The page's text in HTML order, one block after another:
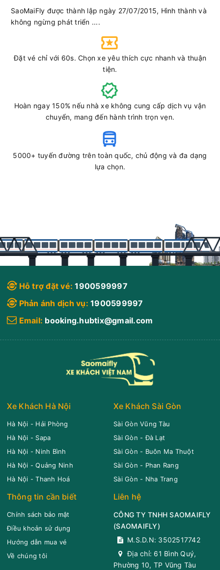
SaoMaiFly được thành lập ngày 27/07/2015, Hình thành và
không ngừng phát triển ....
Đặt vé chỉ với 60s. Chọn xe yêu thích cực nhanh và thuận
tiện.
Hoàn ngay 150% nếu nhà xe không cung cấp dịch vụ vận
chuyển, mang đến hành trình trọn vẹn.
5000+ tuyến đường trên toàn quốc, chủ động và đa dạng
lựa chọn.
Hỗ trợ đặt vé: 1900599997
Phản ánh dịch vụ: 1900599997
Email: booking.hubtix@gmail.com
Xe Khách Hà Nội
Hà Nội - Hải Phòng
Hà Nội - Sapa
Hà Nội - Ninh Bình
Hà Nội - Quảng Ninh
Hà Nội - Thanh Hoá
Xe Khách Sài Gòn
Sài Gòn Vũng Tàu
Sài Gòn - Đà Lạt
Sài Gòn - Buôn Ma Thuột
Sài Gòn - Phan Rang
Sài Gòn - Nha Trang
Thông tin cần biết
Chính sách bảo mật
Điều khoản sử dụng
Hướng dẫn mua vé
Về chúng tôi
Liên hệ
CÔNG TY TNHH SAOMAIFLY
(SAOMAIFLY)
M.S.D.N: 3502517742
Địa chỉ: 61 Bình Quý,
Phường 10, TP Vũng Tàu